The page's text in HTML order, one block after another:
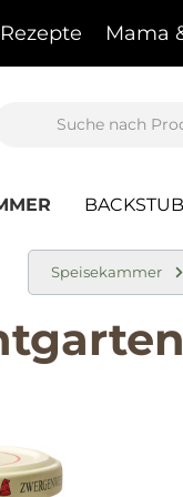
Rezepte Mama
Speisekammer